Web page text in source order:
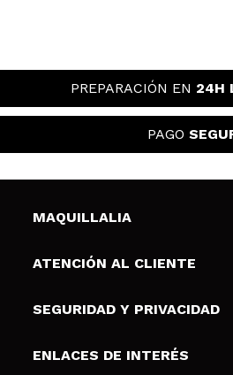
PREPARACIÓN EN 24H
PAGO
MAQUILLALIA
Sobre nosotros
Tarjetas de Regalo
ATENCIÓN AL CLIENTE
Envíos y devoluciones
Formas de pago
SEGURIDAD Y PRIVACIDAD
Terminos y condiciones de
ENLACES DE INTERÉS